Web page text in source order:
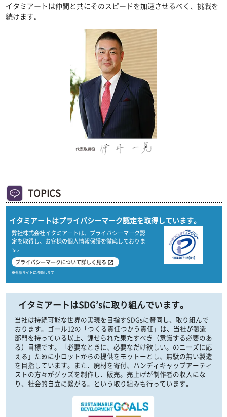
イタミアートは仲間と共にそのスピードを加速させるべく、挑戦を
続けます。
TOPICS
イタミアートはプライバシーマーク認定を取得しています。
弊社株式会社イタミアートは、プライバシーマーク認
定を取得し、お客様の個人情報保護を徹底しておりま
す。
プライバシーマークについて詳しく見る open_in_new
※外部サイトに移動します
イタミアートはSDG’sに取り組んでいます。
当社は持続可能な世界の実現を目指すSDGsに賛同し、取り組んで
おります。ゴール12の「つくる責任つかう責任」は、当社が製造
部門を持っている以上、課せられた果たすべき（意識する必要のあ
る）目標です。「必要なときに、必要なだけ欲しい。のニーズに応
える」ために小ロットからの提供をモットーとし、無駄の無い製造
を目指しています。また、廃材を寄付、ハンディキャップアーティ
ストの方々がグッズを制作し、販売。売上げが制作者の収入にな
り、社会的自立に繋がる。という取り組みも行っています。